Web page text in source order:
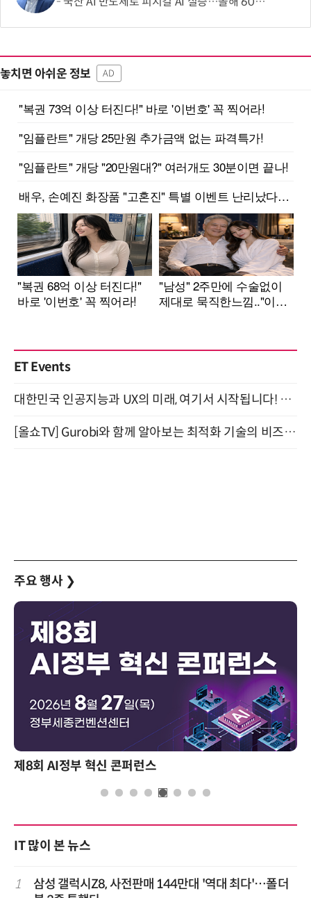
놓치면 아쉬운 정보 AD
ET Events
대한민국 인공지능과 UX의 미래, 여기서 시작됩니다! UX Korea 2026 - Fall 9월 2일 개최
[올쇼TV] Gurobi와 함께 알아보는 최적화 기술의 비즈니스 활용 (8월 20일 생방송)
주요 행사 ❯
제8회 AI정부 혁신 콘퍼런스
IT 많이 본 뉴스
1
삼성 갤럭시Z8, 사전판매 144만대 '역대 최다'…폴더